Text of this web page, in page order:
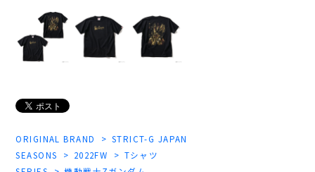
ORIGINAL BRAND
STRICT-G JAPAN
SEASONS
2022FW
Tシャツ